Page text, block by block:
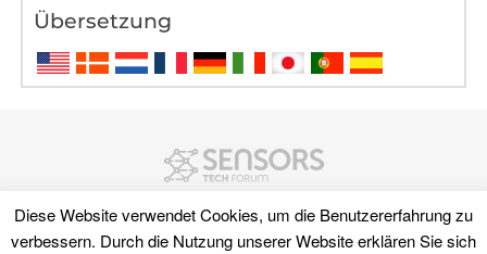
Übersetzung
Diese Website verwendet Cookies, um die Benutzererfahrung zu
verbessern. Durch die Nutzung unserer Website erklären Sie sich